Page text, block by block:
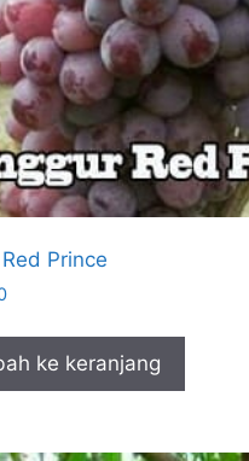
Prince
ke keranjang